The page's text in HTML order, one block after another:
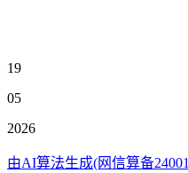
19
05
2026
由AI算法生成(网信算备24001